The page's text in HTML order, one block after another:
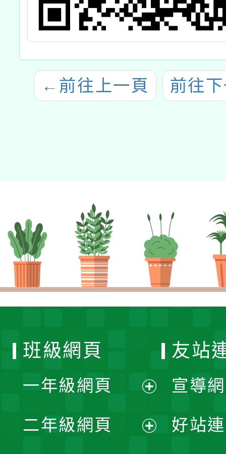
← 前往上一頁 前往
班級網頁
一年級網頁
開
二年級網頁
友站
宣導
好站